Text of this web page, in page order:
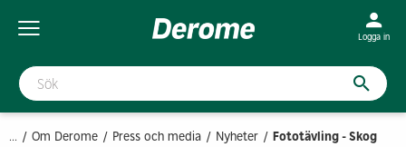
Logga in
... Om Derome Press och media Nyheter Fototävling - Skog